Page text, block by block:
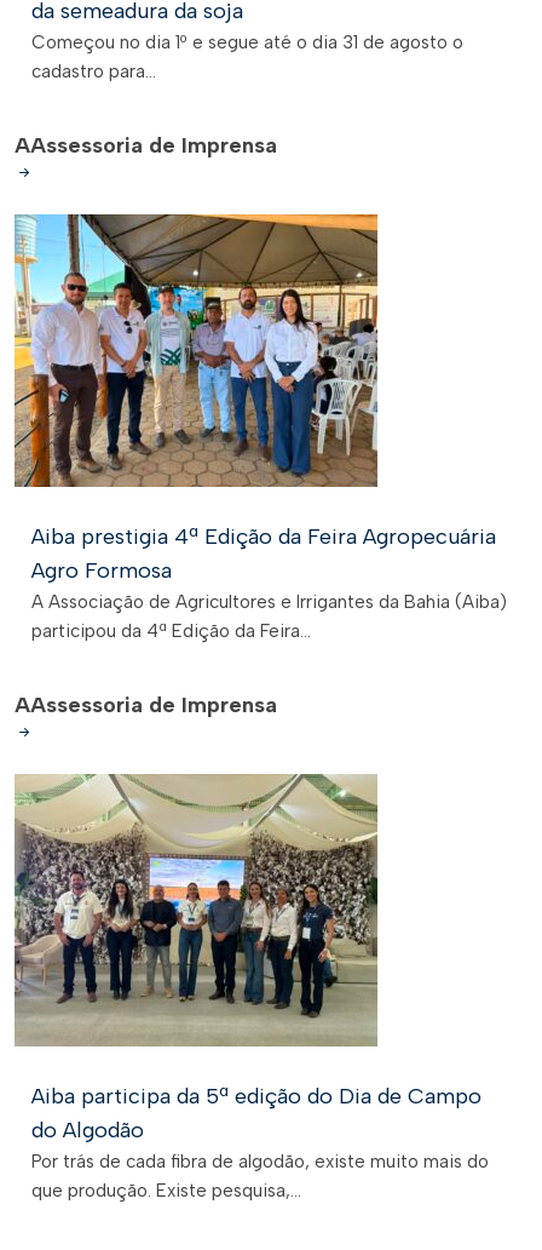
da semeadura da soja
Começou no dia 1º e segue até o dia 31 de agosto o
cadastro para...
AAssessoria de Imprensa
Aiba prestigia 4ª Edição da Feira Agropecuária
Agro Formosa
A Associação de Agricultores e Irrigantes da Bahia (Aiba)
participou da 4ª Edição da Feira...
AAssessoria de Imprensa
Aiba participa da 5ª edição do Dia de Campo
do Algodão
Por trás de cada fibra de algodão, existe muito mais do
que produção. Existe pesquisa,...